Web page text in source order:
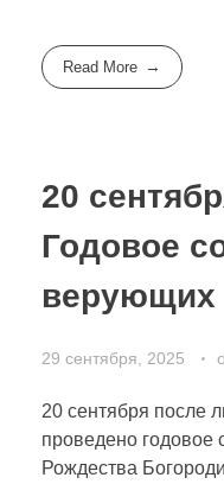
Read More
20
Годовое
верующих
29 сентября, 2025
20 сентября после
проведено годовое
Рождества